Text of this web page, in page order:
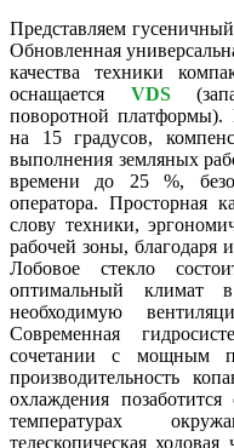
Представляем гусеничный
Обновленная
качества техники
оснащается VDS
поворотной платформы).
на 15 градусов,
выполнения земляных
времени до 25 %,
оператора. Просторная
слову техники,
рабочей зоны, благодаря
Лобовое стекло
оптимальный климат
необходимую
Современная
сочетании с мощным
производительность
охлаждения
температурах
телескопическая